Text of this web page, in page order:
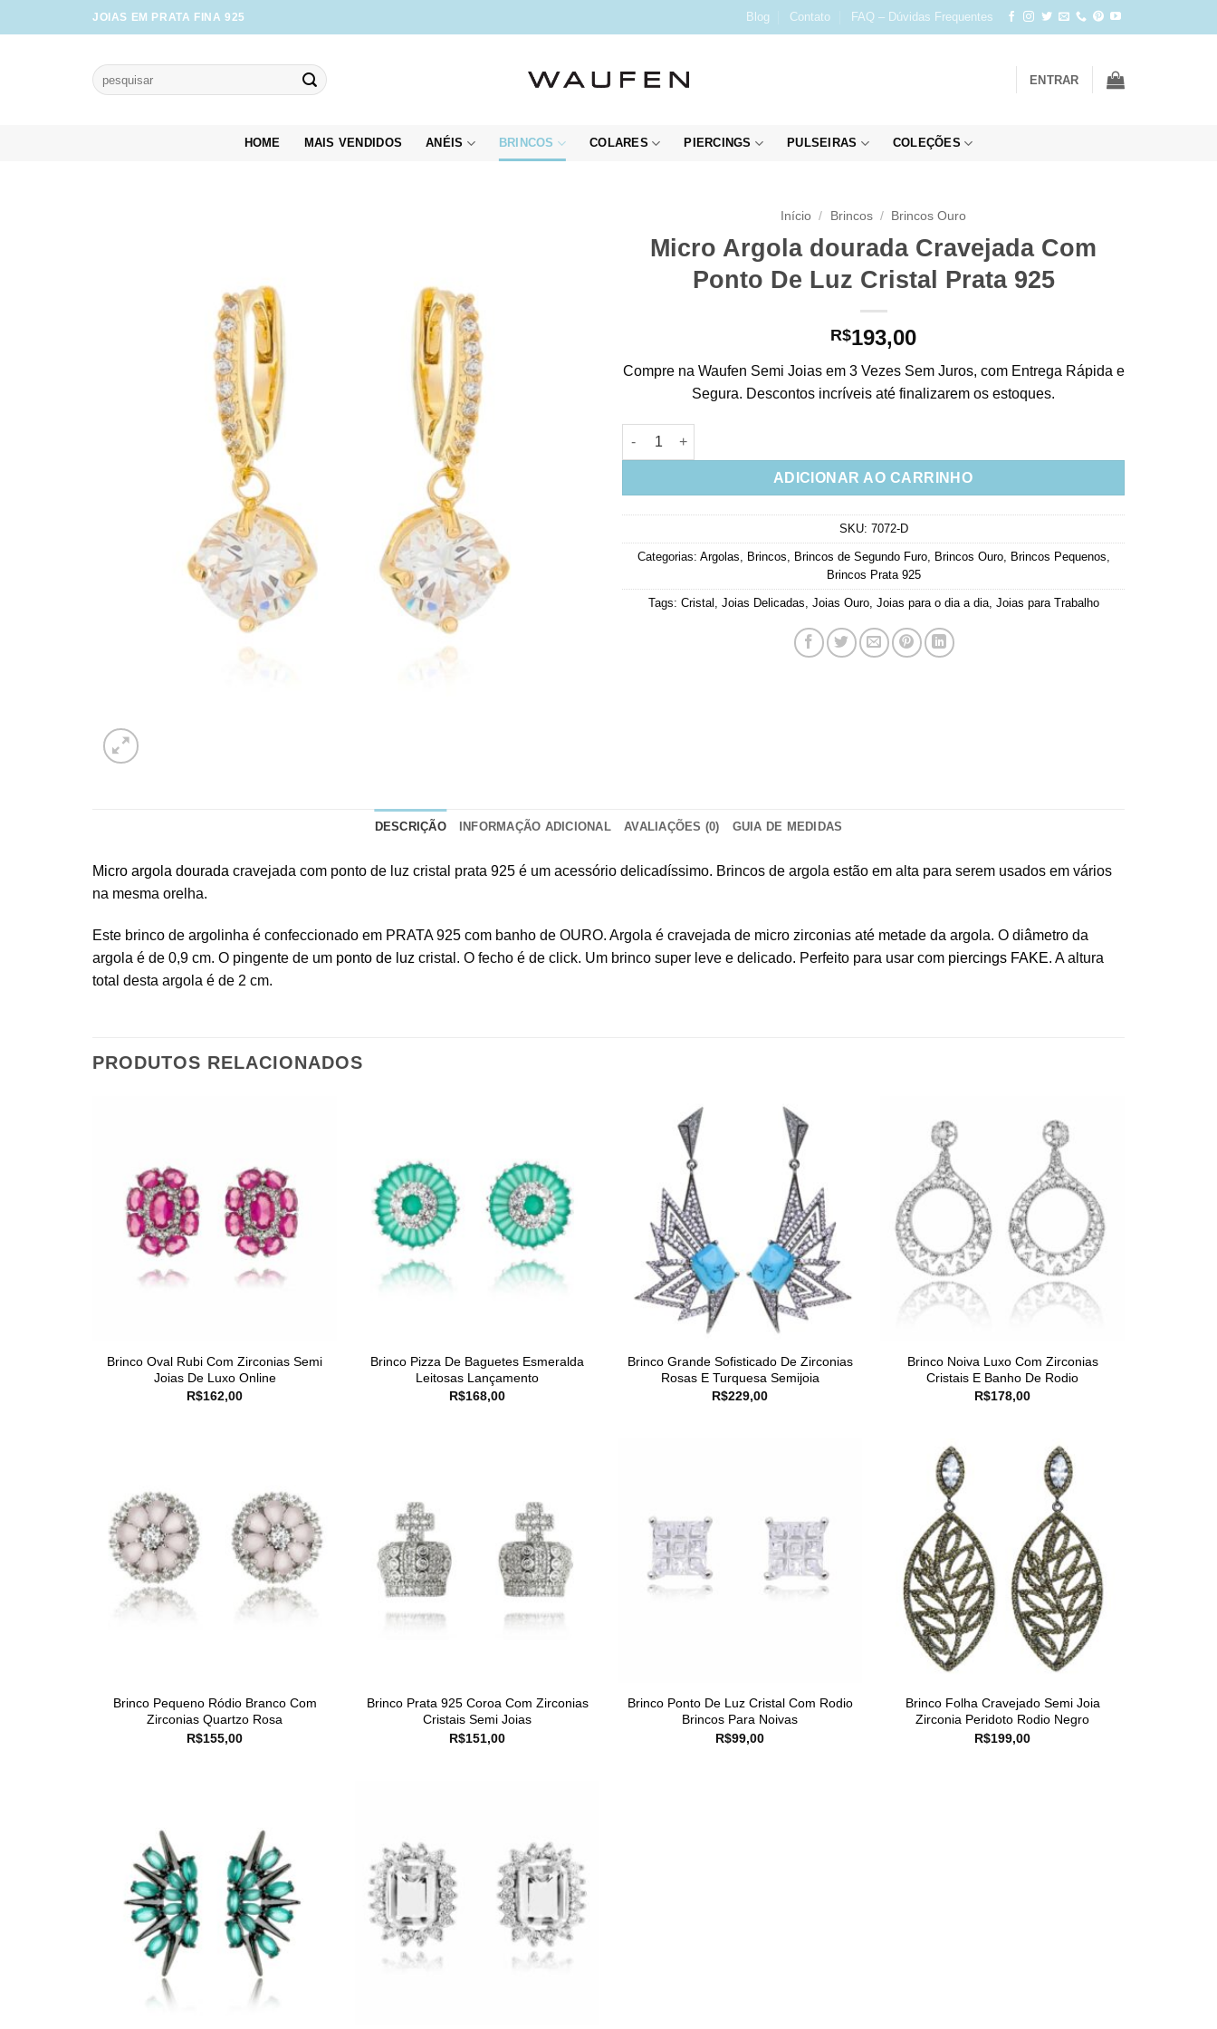
to
JOIAS EM PRATA FINA 925 Blog Contato FAQ – Dúvidas Frequentes
Pesquisar
por:
ENTRAR
HOME MAIS VENDIDOS ANÉIS BRINCOS COLARES PIERCINGS PULSEIRAS COLEÇÕES
Início / Brincos / Brincos Ouro
Micro Argola dourada Cravejada Com
Ponto De Luz Cristal Prata 925
R$193,00
Compre na Waufen Semi Joias em 3 Vezes Sem Juros, com Entrega Rápida e
Segura. Descontos incríveis até finalizarem os estoques.
Micro Argola dourada Cravejada Com Ponto De Luz Cristal Prata 925 quantidade
ADICIONAR AO CARRINHO
SKU: 7072-D
Categorias: Argolas Brincos Brincos de Segundo Furo, Brincos Ouro, Brincos Pequenos
Brincos Prata 925
Tags: Cristal Joias Delicadas Joias Ouro, Joias para o dia a dia, Joias para Trabalho
DESCRIÇÃO INFORMAÇÃO ADICIONAL AVALIAÇÕES (0) GUIA DE MEDIDAS
Micro argola dourada cravejada com ponto de luz cristal prata 925 é um acessório delicadíssimo. Brincos de argola estão em alta para serem usados em vários
na mesma orelha.
Este brinco de argolinha é confeccionado em PRATA 925 com banho de OURO. Argola é cravejada de micro zirconias até metade da argola. O diâmetro da
argola é de 0,9 cm. O pingente de um ponto de luz cristal. O fecho é de click. Um brinco super leve e delicado. Perfeito para usar com piercings FAKE. A altura
total desta argola é de 2 cm.
PRODUTOS RELACIONADOS
Brinco Oval Rubi Com Zirconias Semi
Joias De Luxo Online
R$162,00
Brinco Pizza De Baguetes Esmeralda
Leitosas Lançamento
R$168,00
Brinco Grande Sofisticado De Zirconias
Rosas E Turquesa Semijoia
R$229,00
Brinco Noiva Luxo Com Zirconias
Cristais E Banho De Rodio
R$178,00
Brinco Pequeno Ródio Branco Com
Zirconias Quartzo Rosa
R$155,00
Brinco Prata 925 Coroa Com Zirconias
Cristais Semi Joias
R$151,00
Brinco Ponto De Luz Cristal Com Rodio
Brincos Para Noivas
R$99,00
Brinco Folha Cravejado Semi Joia
Zirconia Peridoto Rodio Negro
R$199,00